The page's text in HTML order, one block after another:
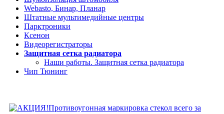
Webasto, Бинар, Планар
Штатные мультимедийные центры
Парктроники
Ксенон
Видеорегистраторы
Защитная сетка радиатора
Наши работы. Защитная сетка радиатора
Чип Тюнинг